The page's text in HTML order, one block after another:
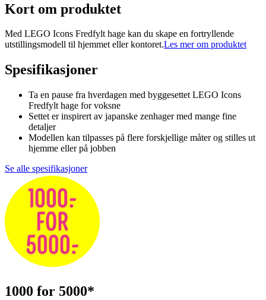
Kort om produktet
Med LEGO Icons Fredfylt hage kan du skape en fortryllende
utstillingsmodell til hjemmet eller kontoret.Les mer om produktet
Spesifikasjoner
Ta en pause fra hverdagen med byggesettet LEGO Icons
Fredfylt hage for voksne
Settet er inspirert av japanske zenhager med mange fine
detaljer
Modellen kan tilpasses på flere forskjellige måter og stilles ut
hjemme eller på jobben
Se alle spesifikasjoner
1000 for 5000*